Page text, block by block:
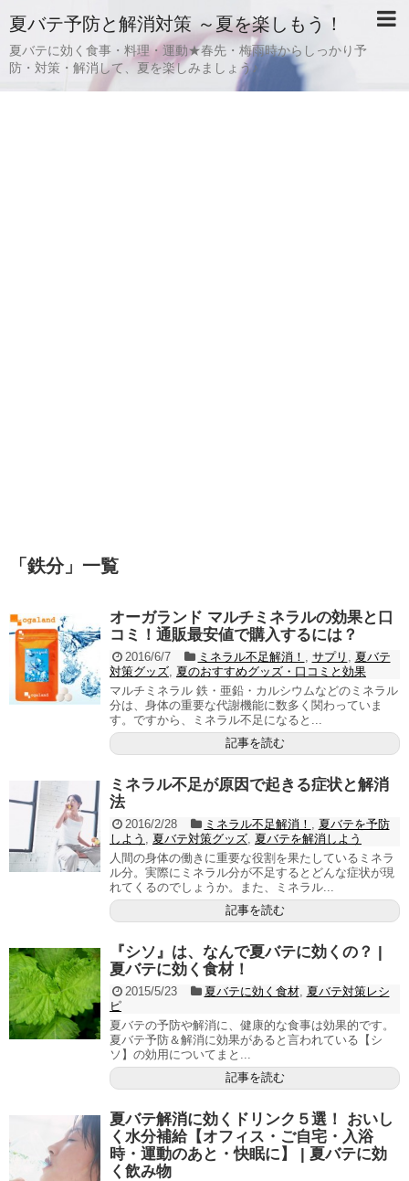
夏バテ予防と解消対策 ～夏を楽しもう！
夏バテに効く食事・料理・運動★春先・梅雨時からしっかり予
防・対策・解消して、夏を楽しみましょう♪
「 鉄分」 一覧
オーガランド マルチミネラルの効果と口
コミ！通販最安値で購入するには？
2016/6/7 ミネラル不足解消！ サプリ
夏バテ
対策グッズ 夏のおすすめグッズ・口コミと効果
マルチミネラル 鉄・亜鉛・カルシウムなどのミネラル
分は、身体の重要な代謝機能に数多く関わっていま
す。ですから、ミネラル不足になると...
記事を読む
ミネラル不足が原因で起きる症状と解消
法
2016/2/28 ミネラル不足解消！
夏バテを予防
しよう
夏バテ対策グッズ 夏バテを解消しよう
人間の身体の働きに重要な役割を果たしているミネラ
ル分。実際にミネラル分が不足するとどんな症状が現
れてくるのでしょうか。また、ミネラル...
記事を読む
『シソ』は、なんで夏バテに効くの？ |
夏バテに効く食材！
2015/5/23 夏バテに効く食材, 夏バテ対策レシ
ピ
夏バテの予防や解消に、健康的な食事は効果的です。
夏バテ予防＆解消に効果があると言われている【シ
ソ】の効用についてまと...
記事を読む
夏バテ解消に効くドリンク５選！ おいし
く水分補給【オフィス・ご自宅・入浴
時・運動のあと・快眠に】 | 夏バテに効
く飲み物